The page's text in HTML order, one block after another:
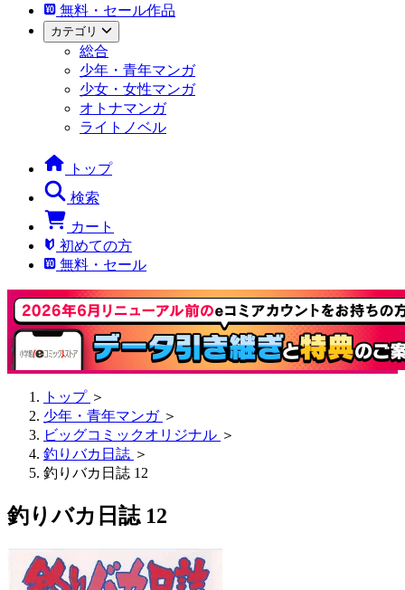
無料・セール作品
カテゴリ
総合
少年・青年マンガ
少女・女性マンガ
オトナマンガ
ライトノベル
トップ
検索
カート
初めての方
無料・セール
トップ ＞
少年・青年マンガ ＞
ビッグコミックオリジナル ＞
釣りバカ日誌 ＞
釣りバカ日誌 12
釣りバカ日誌 12